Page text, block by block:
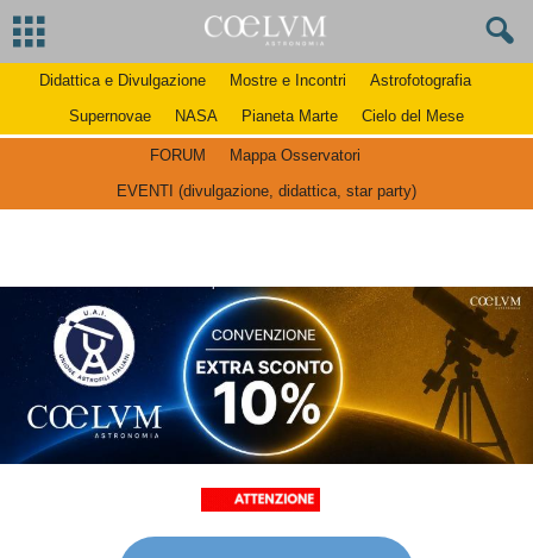
Didattica e Divulgazione Mostre e Incontri
Astrofotografia
Supernovae
NASA Pianeta Marte Cielo del Mese
FORUM
Mappa Osservatori
EVENTI (divulgazione, didattica, star party)